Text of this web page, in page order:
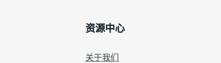
资源中心
关于我们